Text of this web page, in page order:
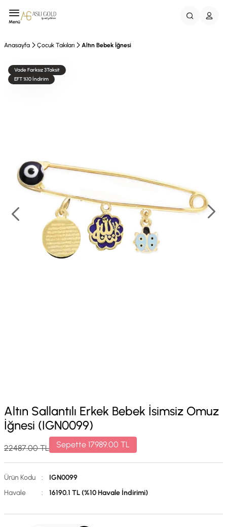
Menü
Anasayfa Çocuk Takıları Altın Bebek İğnesi
Vade Farksız 3Taksit
EFT %10 İndirim
Altın Sallantılı Erkek Bebek İsimsiz Omuz
İğnesi (IGN0099)
22487.00TL Sepette 17989.00 TL
Ürün Kodu :
IGN0099
Havale
: 16190.1 TL (%10 Havale İndirimi)